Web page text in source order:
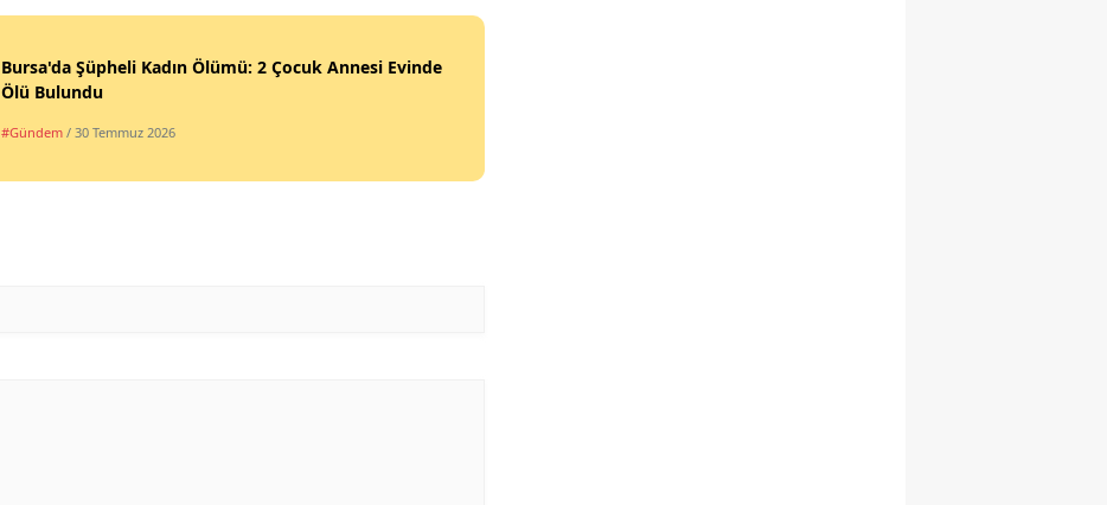
Bursa'da Şüpheli Kadın Ölümü: 2 Çocuk Annesi Evinde
Ölü Bulundu
#Gündem / 30 Temmuz 2026